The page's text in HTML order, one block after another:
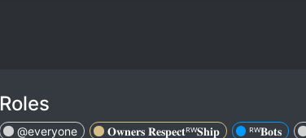
Roles
@everyone 𝐎𝐰𝐧𝐞𝐫𝐬 𝐑𝐞𝐬𝐩𝐞𝐜𝐭ᴿᵂ𝐒𝐡𝐢𝐩 ᴿᵂ𝐁𝐨𝐭𝐬